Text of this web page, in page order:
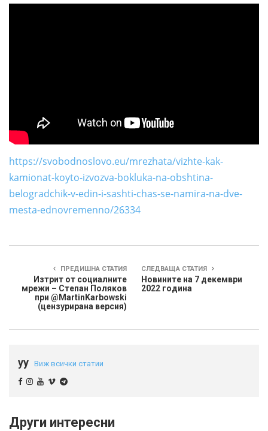
https://svobodnoslovo.eu/mrezhata/vizhte-kak-
kamionat-koyto-izvozva-bokluka-na-obshtina-
belogradchik-v-edin-i-sashti-chas-se-namira-na-dve-
mesta-ednovremenno/26334
ПРЕДИШНА СТАТИЯ
Изтрит от социалните
мрежи – Степан Поляков
при @MartinKarbowski
(цензурирана версия)
СЛЕДВАЩА СТАТИЯ
Новините на 7 декември
2022 година
yy Виж всички статии
Други интересни